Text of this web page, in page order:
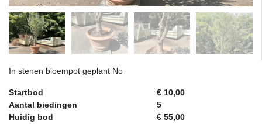
In stenen bloempot geplant No
Startbod
€ 10,00
Aantal biedingen
5
Huidig bod
€ 55,00